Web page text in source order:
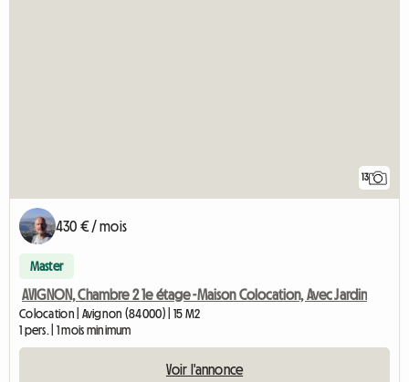
13
430 € / mois
Master
AVIGNON, Chambre 2 1e étage -Maison Colocation, Avec Jardin
Colocation | Avignon (84000) | 15 M2
1 pers. | 1 mois minimum
Voir l'annonce